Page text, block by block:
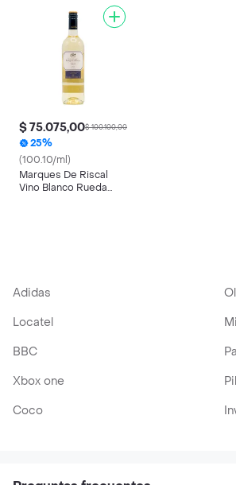
$ 75.075,00$ 100.100,00
25%
(100.10/ml)
Marques De Riscal
Vino Blanco Rueda
Adidas
Locatel
BBC
Xbox one
Coco